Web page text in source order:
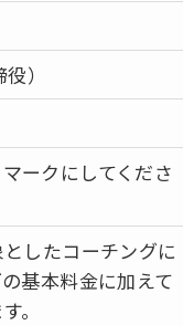
）
クにしてくださ
したコーチングに
基本料金に加えて
。